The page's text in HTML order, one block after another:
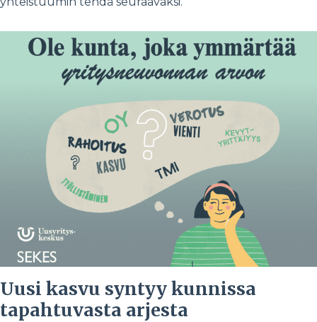
Uusi kasvu syntyy kunnissa
tapahtuvasta arjesta